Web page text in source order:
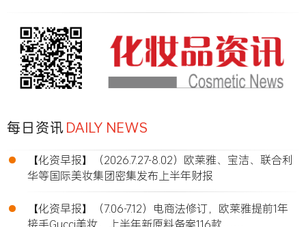
每日资讯DAILY NEWS
•
【化资早报】（2026.7.27-8.02）欧莱雅、宝洁、联合利
华等国际美妆集团密集发布上半年财报
•
【化资早报】（7.06-7.12）电商法修订，欧莱雅提前1年
接手Gucci美妆，上半年新原料备案116款……